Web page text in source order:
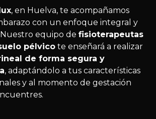
, en Huelva, te acompañamos
con un enfoque integral y
equipo de fisioterapeutas
pélvico te enseñará a realizar
de forma segura y
, adaptándolo a tus características
y al momento de gestación